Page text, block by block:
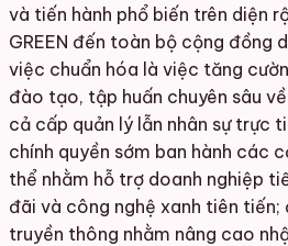
và tiến hành phổ biến trên diện
GREEN đến toàn bộ cộng đồng
việc chuẩn hóa là việc tăng
đào tạo, tập huấn chuyên sâu
cả cấp quản lý lẫn nhân sự trực
chính quyền sớm ban hành các
thể nhằm hỗ trợ doanh nghiệp
đãi và công nghệ xanh tiên
truyền thông nhằm nâng cao